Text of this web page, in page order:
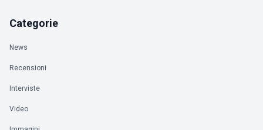
Categorie
News
Recensioni
Interviste
Video